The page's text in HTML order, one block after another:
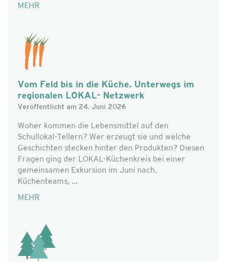
MEHR
Vom Feld bis in die Küche. Unterwegs im
regionalen LOKAL- Netzwerk
Veröffentlicht am 24. Juni 2026
Woher kommen die Lebensmittel auf den
Schullokal-Tellern? Wer erzeugt sie und welche
Geschichten stecken hinter den Produkten? Diesen
Fragen ging der LOKAL-Küchenkreis bei einer
gemeinsamen Exkursion im Juni nach.
Küchenteams, ...
MEHR